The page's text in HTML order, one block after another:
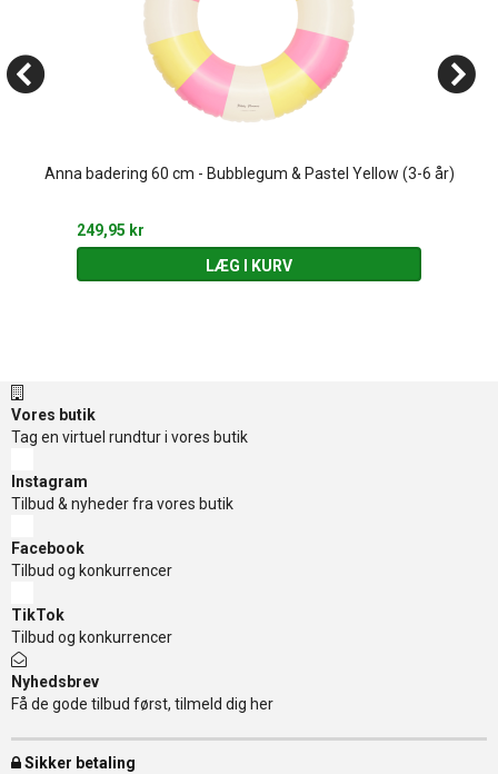
Anna badering 60 cm - Bubblegum & Pastel Yellow (3-6 år)
249,95 kr
LÆG I KURV
Vores butik
Tag en virtuel rundtur i vores butik
Instagram
Tilbud & nyheder fra vores butik
Facebook
Tilbud og konkurrencer
TikTok
Tilbud og konkurrencer
Nyhedsbrev
Få de gode tilbud først, tilmeld dig her
Sikker betaling